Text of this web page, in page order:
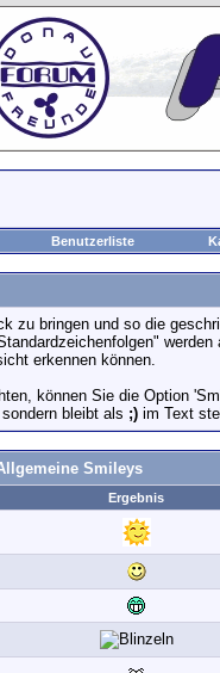
Benutzerliste
bringen und so die
erkennen können.
können Sie die Option
bleibt als ;) im Text
Smileys
Ergebnis